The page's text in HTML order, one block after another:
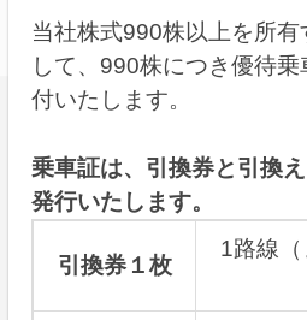
当社株式990株以上を所
して、990株につき優待
付いたします。
乗車証は、引換券と引換
発行いたします。
引換券１枚
1路線